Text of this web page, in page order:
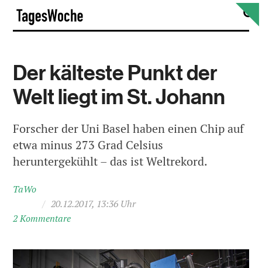
Skip
content
Der kälteste Punkt der
Welt liegt im St. Johann
Forscher der Uni Basel haben einen Chip auf
etwa minus 273 Grad Celsius
heruntergekühlt – das ist Weltrekord.
TaWo
/ 20.12.2017, 13:36 Uhr
2 Kommentare